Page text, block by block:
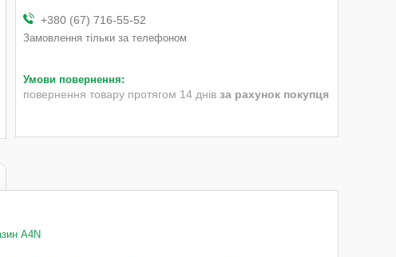
+380 (67) 716-55-52
Замовлення тільки за телефоном
повернення товару протягом 14 днів за рахунок покупця